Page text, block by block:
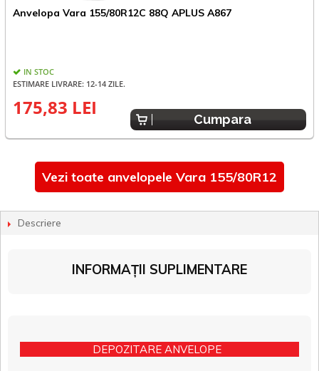
Anvelopa Vara 155/80R12C 88Q APLUS A867
IN STOC
ESTIMARE LIVRARE: 12-14 ZILE.
175,83 LEI
Cumpara
Vezi toate anvelopele Vara 155/80R12
Descriere
INFORMAȚII SUPLIMENTARE
DEPOZITARE ANVELOPE